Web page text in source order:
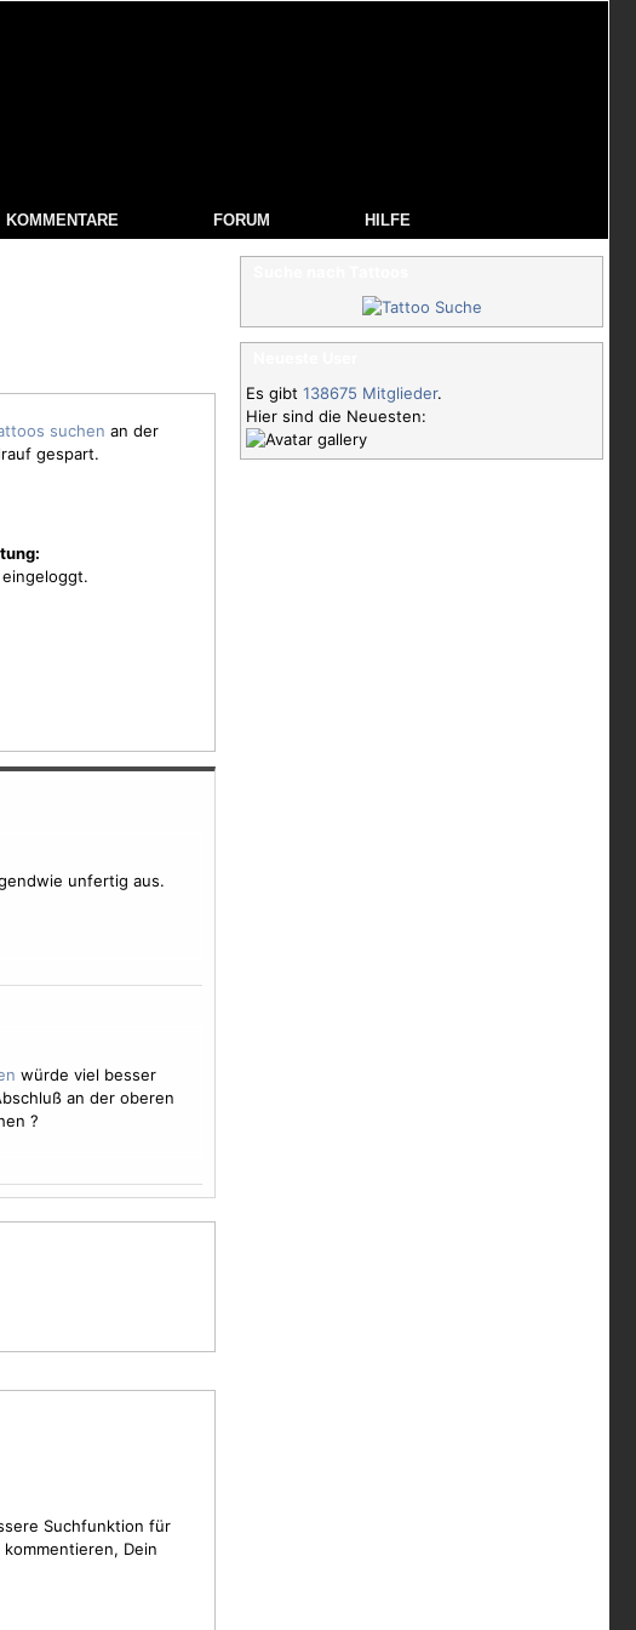
KOMMENTARE FORUM HILFE
an der
gespart.
unfertig aus.
würde viel besser
an der oberen
?
Suchfunktion für
Dein
Es gibt 138675 Mitglieder.
Hier sind die Neuesten: